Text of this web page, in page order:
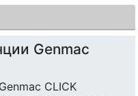
Genmac
CLICK